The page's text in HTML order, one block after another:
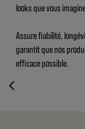
looks que vous
Assure fiabilité,
garantit que nos
efficace possible.